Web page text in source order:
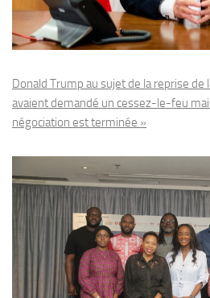
Donald Trump au sujet de la reprise de
avaient demandé un cessez-le-feu
négociation est terminée »